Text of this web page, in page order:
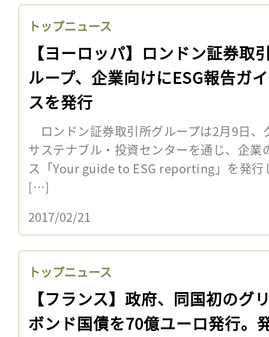
トップニュース
【ヨーロッパ】ロンドン証券取
ループ、企業向けにESG報告ガ
スを発行
ロンドン証券取引所グループは2月9日、
サステナブル・投資センターを通じ、企業
ス「Your guide to ESG reporting」を発行
[…]
2017/02/21
トップニュース
【フランス】政府、同国初のグ
ボンド国債を70億ユーロ発行。